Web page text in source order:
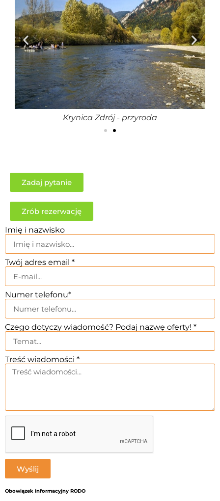
Krynica Zdrój - przyroda
Zadaj pytanie
Zrób rezerwację
Imię i nazwisko
Twój adres email *
Numer telefonu*
Czego dotyczy wiadomość? Podaj nazwę oferty! *
Treść wiadomości *
Wyślij
Obowiązek informacyjny RODO